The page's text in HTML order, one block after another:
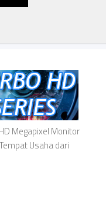
Megapixel Monitor
Usaha dari